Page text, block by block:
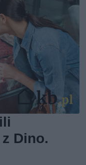
Dino.